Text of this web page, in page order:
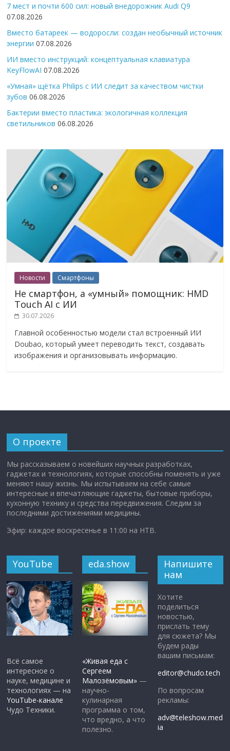
7 мест и почти 600 сил: новый внедорожник Audi Q9
07.08.2026
Вместо батареек — водоросли: создан необычный источник
энергии 07.08.2026
ИИ вместо инструкций: концептуальная клавиатура
KeyFlowAI 07.08.2026
«Умная» щётка Philips с ИИ следит за качеством чистки
зубов 06.08.2026
Бактерии вместо пластика: экологичная коллекция
светильников 06.08.2026
Новости Смартфоны
Не смартфон, а «умный» помощник: HMD
Touch AI с ИИ
30.07.2026
Главной особенностью модели стал встроенный ИИ
Doubao, который умеет переводить текст, создавать
изображения и организовывать информацию.
О проекте
Мы рассказываем о новейших научных разработках,
гаджетах и технологиях, которые способны поменять и уже
меняют нашу жизнь. Мы испытываем на себе самые
интересные и впечатляющие гаджеты, бытовые приборы,
кухонную технику и средства передвижения. Следим за
последними достижениями медицины.
Эфир: каждое воскресенье в 11:00 на НТВ.
YouTube
Всё самое
интересное о
науке, медицине и
технологиях — на
YouTube-канале
Чудо Техники.
eda.show
«Живая еда с
Сергеем
Малозёмовым» —
научно-
кулинарная
программа о том,
что вредно, а что
полезно.
Напишите
нам
Хотите
поделиться
новостью,
прислать тему
для сюжета? Мы
будем рады
вашим письмам:
editor@chudo.tech
По вопросам
рекламы:
adv@teleshow.med
ia